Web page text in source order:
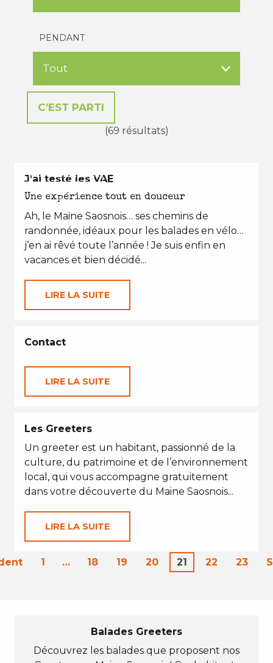
PENDANT
(69 résultats)
EN TOUTES SAISONS
J’ai testé les VAE
Une expérience tout en douceur
Ah, le Maine Saosnois… ses chemins de
randonnée, idéaux pour les balades en vélo…
j’en ai rêvé toute l’année ! Je suis enfin en
vacances et bien décidé...
LIRE LA SUITE
Contact
LIRE LA SUITE
Les Greeters
Un greeter est un habitant, passionné de la
culture, du patrimoine et de l’environnement
local, qui vous accompagne gratuitement
dans votre découverte du Maine Saosnois...
LIRE LA SUITE
1 … 18 19 20 21 22 23
Balades Greeters
Découvrez les balades que proposent nos